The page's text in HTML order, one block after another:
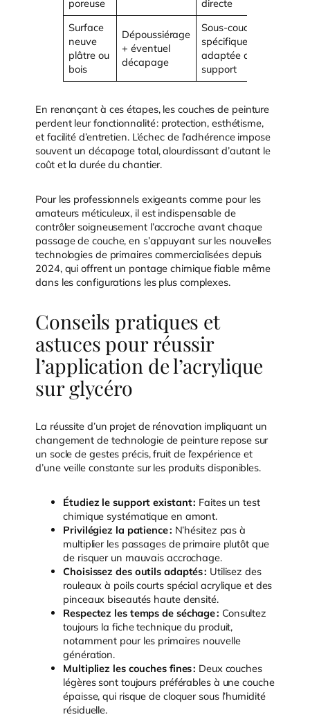
poreuse
directe
Surface
neuve
plâtre ou
bois
Dépoussiérage
+ éventuel
décapage
Sous-couche
spécifique
adaptée au
support
En renonçant à ces étapes, les couches de peinture
perdent leur fonctionnalité : protection, esthétisme,
et facilité d’entretien. L’échec de l’adhérence impose
souvent un décapage total, alourdissant d’autant le
coût et la durée du chantier.
Pour les professionnels exigeants comme pour les
amateurs méticuleux, il est indispensable de
contrôler soigneusement l’accroche avant chaque
passage de couche, en s’appuyant sur les nouvelles
technologies de primaires commercialisées depuis
2024, qui offrent un pontage chimique fiable même
dans les configurations les plus complexes.
Conseils pratiques et
astuces pour réussir
l’application de l’acrylique
sur glycéro
La réussite d’un projet de rénovation impliquant un
changement de technologie de peinture repose sur
un socle de gestes précis, fruit de l’expérience et
d’une veille constante sur les produits disponibles.
Étudiez le support existant : Faites un test
chimique systématique en amont.
Privilégiez la patience : N’hésitez pas à
multiplier les passages de primaire plutôt que
de risquer un mauvais accrochage.
Choisissez des outils adaptés : Utilisez des
rouleaux à poils courts spécial acrylique et des
pinceaux biseautés haute densité.
Respectez les temps de séchage : Consultez
toujours la fiche technique du produit,
notamment pour les primaires nouvelle
génération.
Multipliez les couches fines : Deux couches
légères sont toujours préférables à une couche
épaisse, qui risque de cloquer sous l’humidité
résiduelle.